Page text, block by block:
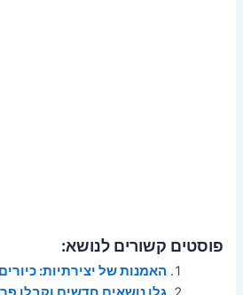
פוסטים קשורים לנושא:
האמנות של יצירתיות: